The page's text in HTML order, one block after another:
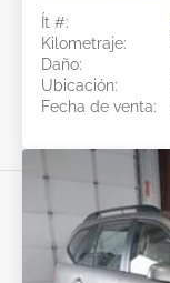
Ít #:
Kilometraje:
Daño:
Ubicación:
Fecha de venta: